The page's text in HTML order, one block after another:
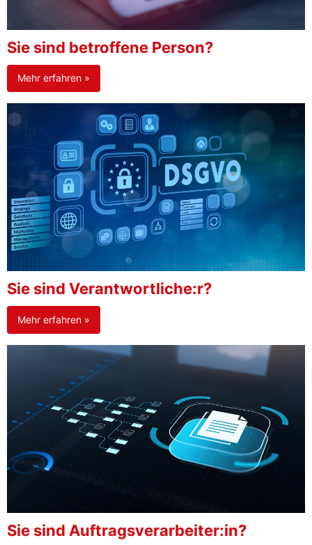
Sie sind betroffene Person?
Mehr erfahren »
Sie sind Verantwortliche:r?
Mehr erfahren »
Sie sind Auftragsverarbeiter:in?